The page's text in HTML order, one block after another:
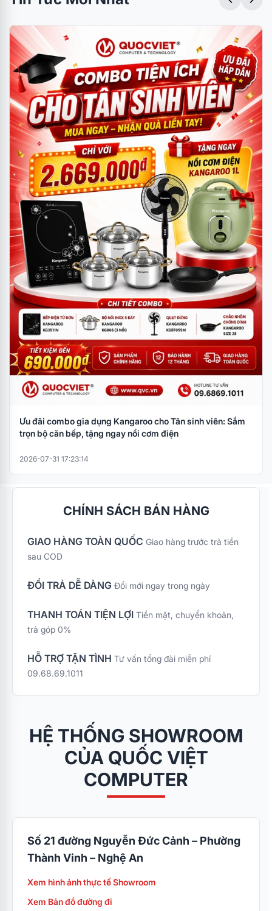
Ưu đãi combo gia dụng Kangaroo cho Tân sinh viên: Sắm
trọn bộ căn bếp, tặng ngay nồi cơm điện
2026-07-31 17:23:14
CHÍNH SÁCH BÁN HÀNG
GIAO HÀNG TOÀN QUỐC Giao hàng trước trả tiền
sau COD
ĐỔI TRẢ DỄ DÀNG Đổi mới ngay trong ngày
THANH TOÁN TIỆN LỢI Tiền mặt, chuyển khoản,
trả góp 0%
HỖ TRỢ TẬN TÌNH Tư vấn tổng đài miễn phí
09.68.69.1011
HỆ THỐNG SHOWROOM
CỦA QUỐC VIỆT
COMPUTER
Số 21 đường Nguyễn Đức Cảnh – Phường
Thành Vinh – Nghệ An
Xem hình ảnh thực tế Showroom
Xem Bản đồ đường đi